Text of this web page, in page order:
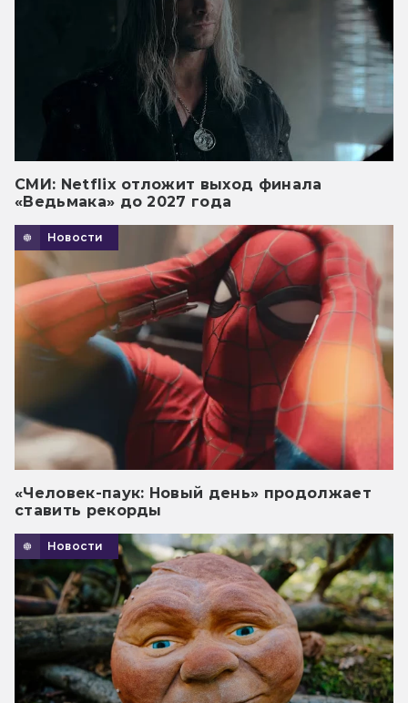
СМИ: Netflix отложит выход финала
«Ведьмака» до 2027 года
Новости
«Человек-паук: Новый день» продолжает
ставить рекорды
Новости